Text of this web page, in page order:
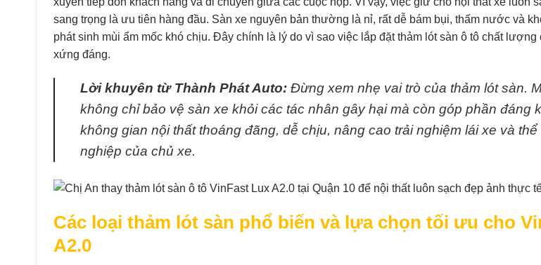
sang trọng là ưu tiên hàng đầu. Sàn xe nguyên bản thường là nỉ, rất dễ bám bụi, thấm nước và
phát sinh mùi ẩm mốc khó chịu. Đây chính là lý do vì sao việc lắp đặt thảm lót sàn ô tô chất
xứng đáng.
Lời khuyên từ Thành Phát Auto: Đừng xem nhẹ vai trò của thảm lót sàn.
không chỉ bảo vệ sàn xe khỏi các tác nhân gây hại mà còn góp phần đáng
không gian nội thất thoáng đãng, dễ chịu, nâng cao trải nghiệm lái xe và
nghiệp của chủ xe.
Các loại thảm lót sàn phổ biến và lựa chọn tối ưu cho
A2.0